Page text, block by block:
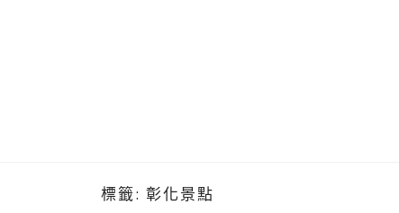
標籤: 彰化景點